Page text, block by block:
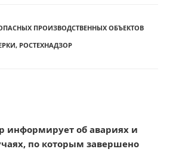
ПРОИЗВОДСТВЕННЫХ ОБЪЕКТОВ
, РОСТЕХНАДЗОР
информирует об авариях и
по которым завершено